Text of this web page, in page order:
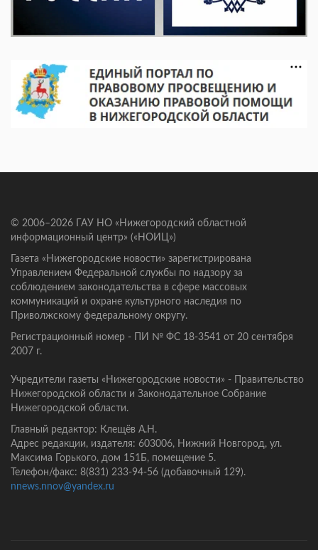
© 2006–2026 ГАУ НО «Нижегородский областной
информационный центр» («НОИЦ»)
Газета «Нижегородские новости» зарегистрирована
Управлением Федеральной службы по надзору за
соблюдением законодательства в сфере массовых
коммуникаций и охране культурного наследия по
Приволжскому федеральному округу.
Регистрационный номер - ПИ № ФС 18-3541 от 20 сентября
2007 г.
Учредители газеты «Нижегородские новости» - Правительство
Нижегородской области и Законодательное Собрание
Нижегородской области.
Главный редактор: Клещёв А.Н.
Адрес редакции, издателя: 603006, Нижний Новгород, ул.
Максима Горького, дом 151Б, помещение 5.
Телефон/факс: 8(831) 233-94-56 (добавочный 129).
nnews.nnov@yandex.ru